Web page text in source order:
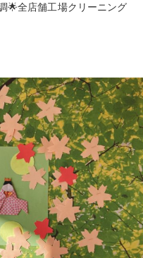
🌟全店舗工場クリーニング